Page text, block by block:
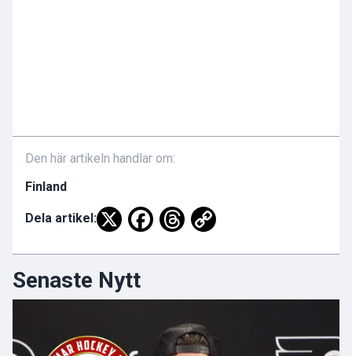
Den här artikeln handlar om:
Finland
Dela artikel:
Senaste Nytt